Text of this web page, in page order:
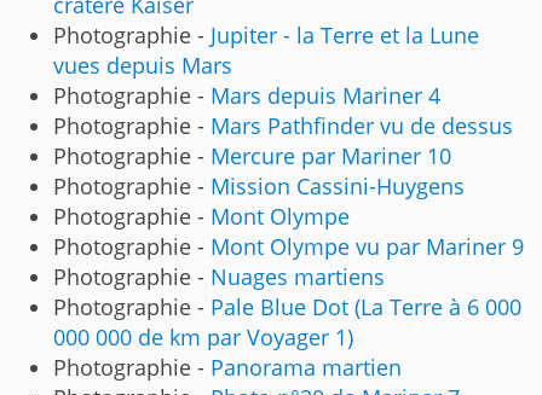
Photographie - Jupiter - la Terre et la Lune
vues depuis Mars
Photographie - Mars depuis Mariner 4
Photographie - Mars Pathfinder vu de dessus
Photographie - Mercure par Mariner 10
Photographie - Mission Cassini-Huygens
Photographie - Mont Olympe
Photographie - Mont Olympe vu par Mariner 9
Photographie - Nuages martiens
Photographie - Pale Blue Dot (La Terre à 6 000
000 000 de km par Voyager 1)
Photographie - Panorama martien